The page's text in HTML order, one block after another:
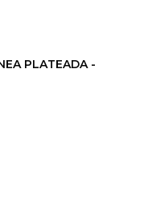
PLATEADA -